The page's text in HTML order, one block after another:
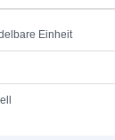
Einheit